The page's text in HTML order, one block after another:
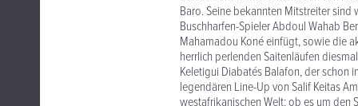
Baro. Seine bekannten Mitstreiter
Buschharfen-Spieler Abdoul Wahab
Mahamadou Koné einfügt, sowie die
herrlich perlenden Saitenläufen
Keletigui Diabatés Balafon, der schon
legendären Line-Up von Salif Keitas
westafrikanischen Welt: ob es um den